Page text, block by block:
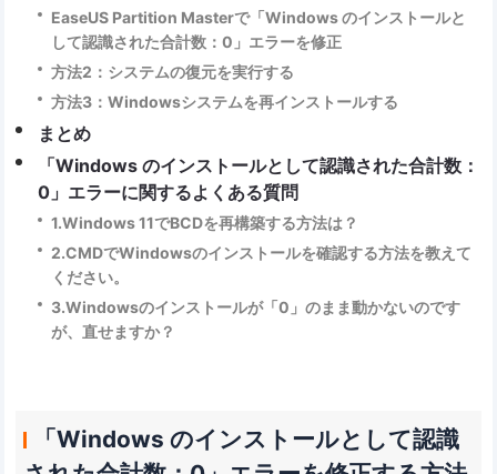
EaseUS Partition Masterで「Windows のインストールと
して認識された合計数：0」エラーを修正
方法2：システムの復元を実行する
方法3：Windowsシステムを再インストールする
まとめ
「Windows のインストールとして認識された合計数：
0」エラーに関するよくある質問
1.Windows 11でBCDを再構築する方法は？
2.CMDでWindowsのインストールを確認する方法を教えて
ください。
3.Windowsのインストールが「0」のまま動かないのです
が、直せますか？
「Windows のインストールとして認識